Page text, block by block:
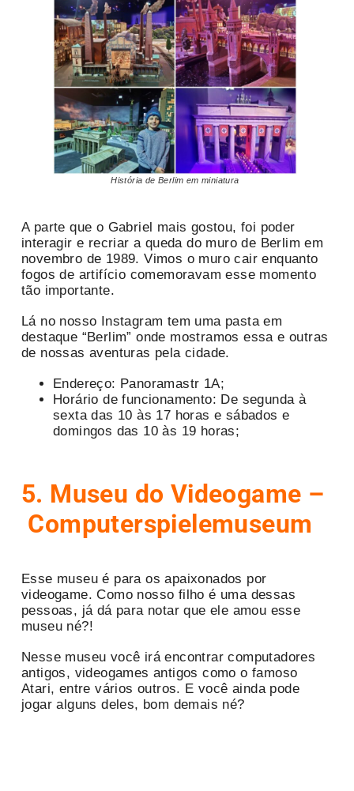
História de Berlim em miniatura
A parte que o Gabriel mais gostou, foi poder
interagir e recriar a queda do muro de Berlim em
novembro de 1989. Vimos o muro cair enquanto
fogos de artifício comemoravam esse momento
tão importante.
Lá no nosso Instagram tem uma pasta em
destaque “Berlim” onde mostramos essa e outras
de nossas aventuras pela cidade.
Endereço: Panoramastr 1A;
Horário de funcionamento: De segunda à
sexta das 10 às 17 horas e sábados e
domingos das 10 às 19 horas;
5. Museu do Videogame –
Computerspielemuseum
Esse museu é para os apaixonados por
videogame. Como nosso filho é uma dessas
pessoas, já dá para notar que ele amou esse
museu né?!
Nesse museu você irá encontrar computadores
antigos, videogames antigos como o famoso
Atari, entre vários outros. E você ainda pode
jogar alguns deles, bom demais né?